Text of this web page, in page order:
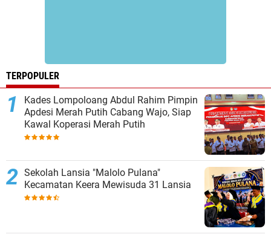
TERPOPULER
Kades Lompoloang Abdul Rahim Pimpin
Apdesi Merah Putih Cabang Wajo, Siap
Kawal Koperasi Merah Putih
Sekolah Lansia "Malolo Pulana"
Kecamatan Keera Mewisuda 31 Lansia